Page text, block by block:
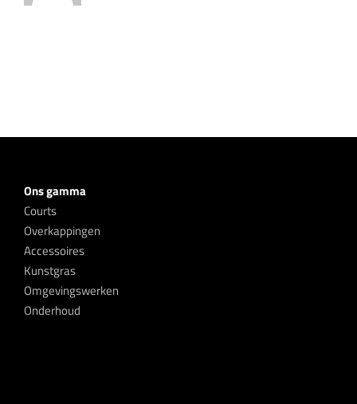
Ons gamma
Courts
Overkappingen
Accessoires
Kunstgras
Omgevingswerken
Onderhoud